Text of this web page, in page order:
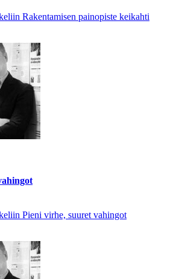
Rakentamisen painopiste keikahti
Pieni virhe, suuret vahingot